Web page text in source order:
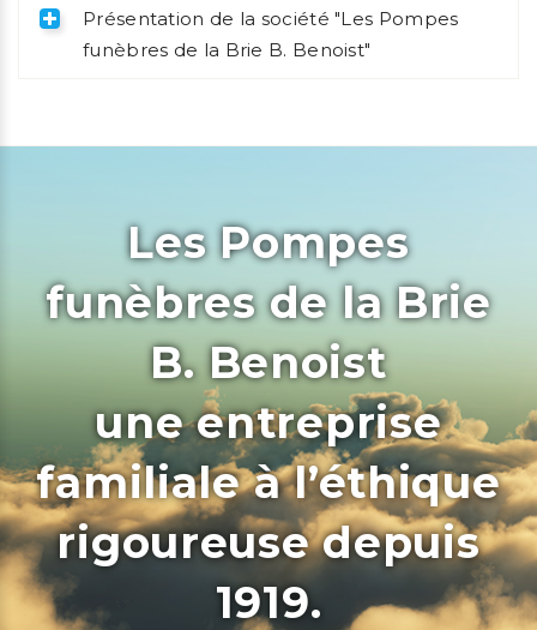
Présentation de la société "Les Pompes
funèbres de la Brie B. Benoist"
Les Pompes
funèbres de la Brie
B. Benoist
une entreprise
familiale à l’éthique
rigoureuse depuis
1919.